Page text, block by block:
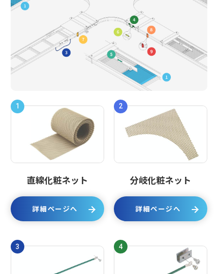
1
直線化粧ネット
詳細ページへ
2
分岐化粧ネット
詳細ページへ
3 4